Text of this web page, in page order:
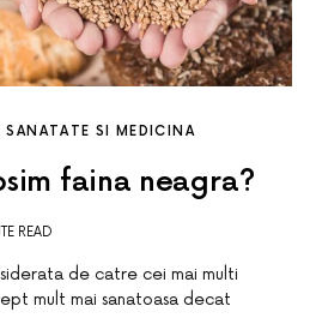
SANATATE SI MEDICINA
faina neagra?
READ
de catre cei mai multi
mult mai sanatoasa decat